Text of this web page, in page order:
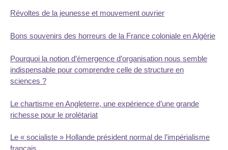
Révoltes de la jeunesse et mouvement ouvrier
Bons souvenirs des horreurs de la France coloniale en Algérie
Pourquoi la notion d’émergence d’organisation nous semble
indispensable pour comprendre celle de structure en
sciences ?
Le chartisme en Angleterre, une expérience d’une grande
richesse pour le prolétariat
Le « socialiste » Hollande président normal de l’impérialisme